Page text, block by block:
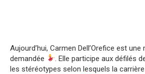
Aujourd’hui, Carmen Dell’Orefice est
demandée
. Elle participe aux défilés
les stéréotypes selon lesquels la